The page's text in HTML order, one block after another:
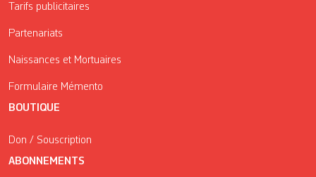
Tarifs publicitaires
Partenariats
Naissances et Mortuaires
Formulaire Mémento
BOUTIQUE
Don / Souscription
ABONNEMENTS